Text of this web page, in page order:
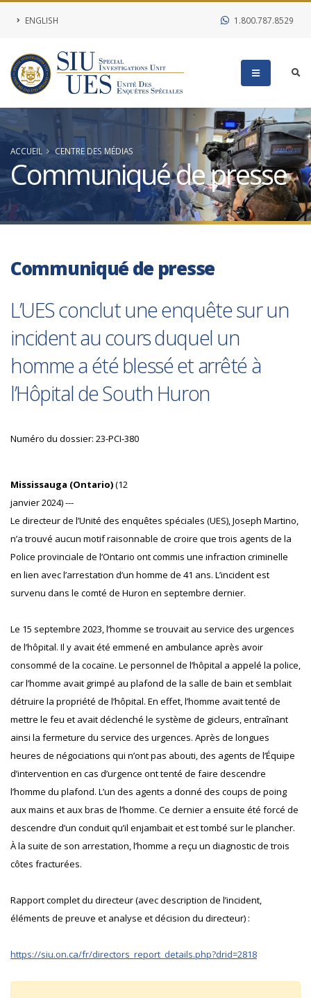
ENGLISH 1.800.787.8529
ACCUEIL CENTRE DES MÉDIAS
Communiqué de presse
Communiqué de presse
L’UES conclut une enquête sur un
incident au cours duquel un
homme a été blessé et arrêté à
l’Hôpital de South Huron
Numéro du dossier: 23-PCI-380
Mississauga (Ontario)(12
janvier 2024) ---
Le directeur de l’Unité des enquêtes spéciales (UES), Joseph Martino,
n’a trouvé aucun motif raisonnable de croire que trois agents de la
Police provinciale de l’Ontario ont commis une infraction criminelle
en lien avec l’arrestation d’un homme de 41 ans. L’incident est
survenu dans le comté de Huron en septembre dernier.
Le 15 septembre 2023, l’homme se trouvait au service des urgences
de l’hôpital. Il y avait été emmené en ambulance après avoir
consommé de la cocaïne. Le personnel de l’hôpital a appelé la police,
car l’homme avait grimpé au plafond de la salle de bain et semblait
détruire la propriété de l’hôpital. En effet, l’homme avait tenté de
mettre le feu et avait déclenché le système de gicleurs, entraînant
ainsi la fermeture du service des urgences. Après de longues
heures de négociations qui n’ont pas abouti, des agents de l’Équipe
d’intervention en cas d’urgence ont tenté de faire descendre
l’homme du plafond. L’un des agents a donné des coups de poing
aux mains et aux bras de l’homme. Ce dernier a ensuite été forcé de
descendre d’un conduit qu’il enjambait et est tombé sur le plancher.
À la suite de son arrestation, l’homme a reçu un diagnostic de trois
côtes fracturées.
Rapport complet du directeur (avec description de l’incident,
éléments de preuve et analyse et décision du directeur) :
https://siu.on.ca/fr/directors_report_details.php?drid=2818